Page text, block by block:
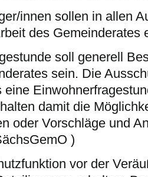
innen sollen in allen
des Gemeinderates
soll generell
sein. Die
eine
damit die
oder Vorschläge und
)
vor der